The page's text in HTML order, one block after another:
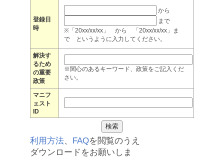
登録日
時
から
まで
※「20xx/xx/xx」 から 「20xx/xx/xx」ま
で というように入力してください。
解決す
るため
の重要
政策
※関心のあるキーワード、政策をご記入くだ
さい。
マニフ
ェスト
ID
利用方法、 FAQを閲覧のうえ
ダウンロードをお願いしま